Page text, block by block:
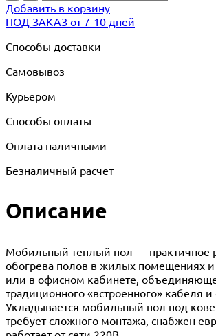
Добавить в корзину
ПОД ЗАКАЗ от 7-10 дней
Способы доставки
Самовывоз
Курьером
Способы оплаты
Оплата наличными
Безналичный расчет
Описание
Мобильный теплый пол — практичное
обогрева полов в жилых помещениях и
или в офисном кабинете,
традиционного «встроенного» кабеля и
Укладывается мобильный пол под
требует сложного монтажа, снабжен